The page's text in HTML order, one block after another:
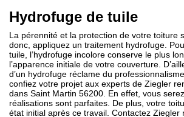
Hydrofuge de tuile
La pérennité et la protection de votre toiture
donc, appliquez un traitement hydrofuge.
tuile, l’hydrofuge incolore conserve le plus
l’apparence initiale de votre couverture.
d’un hydrofuge réclame du
confiez votre projet aux experts de Ziegler
dans Saint Martin 56200. En effet, vous
réalisations sont parfaites. De plus, votre
état initial après ce travail. Contactez Ziegler